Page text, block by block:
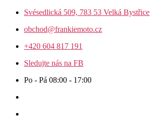
Přejít
obsahu
Svésedlická 509, 783 53 Velká Bystřice
obchod@frankiemoto.cz
+420 604 817 191
Sledujte nás na FB
Po - Pá 08:00 - 17:00